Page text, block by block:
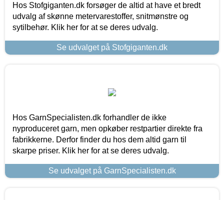
Hos Stofgiganten.dk forsøger de altid at have et bredt
udvalg af skønne metervarestoffer, snitmønstre og
sytilbehør. Klik her for at se deres udvalg.
Se udvalget på Stofgiganten.dk
Hos GarnSpecialisten.dk forhandler de ikke
nyproduceret garn, men opkøber restpartier direkte fra
fabrikkerne. Derfor finder du hos dem altid garn til
skarpe priser. Klik her for at se deres udvalg.
Se udvalget på GarnSpecialisten.dk